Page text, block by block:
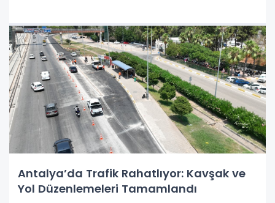
Antalya’da Trafik Rahatlıyor: Kavşak ve
Yol Düzenlemeleri Tamamlandı